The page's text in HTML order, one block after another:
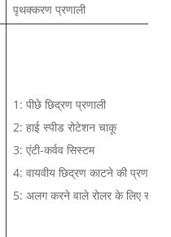
पृथक्करण प्रणाली
1: पीछे छिद्रण प्रणाली
2: हाई स्पीड रोटेशन चाकू
3: एंटी-कर्वव सिस्टम
4: वायवीय छिद्रण काटने की प्रणाली
5: अलग करने वाले रोलर के लिए स्लॉट